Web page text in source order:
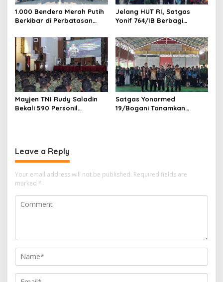
1.000 Bendera Merah Putih
Berkibar di Perbatasan
Jelang HUT RI, Satgas
Yonif 764/IB Berbagi
Mayjen TNI Rudy Saladin
Bekali 590 Personil
Satgas Yonarmed
19/Bogani Tanamkan
Leave a Reply
Your email address will not be published. Required fields are
marked *